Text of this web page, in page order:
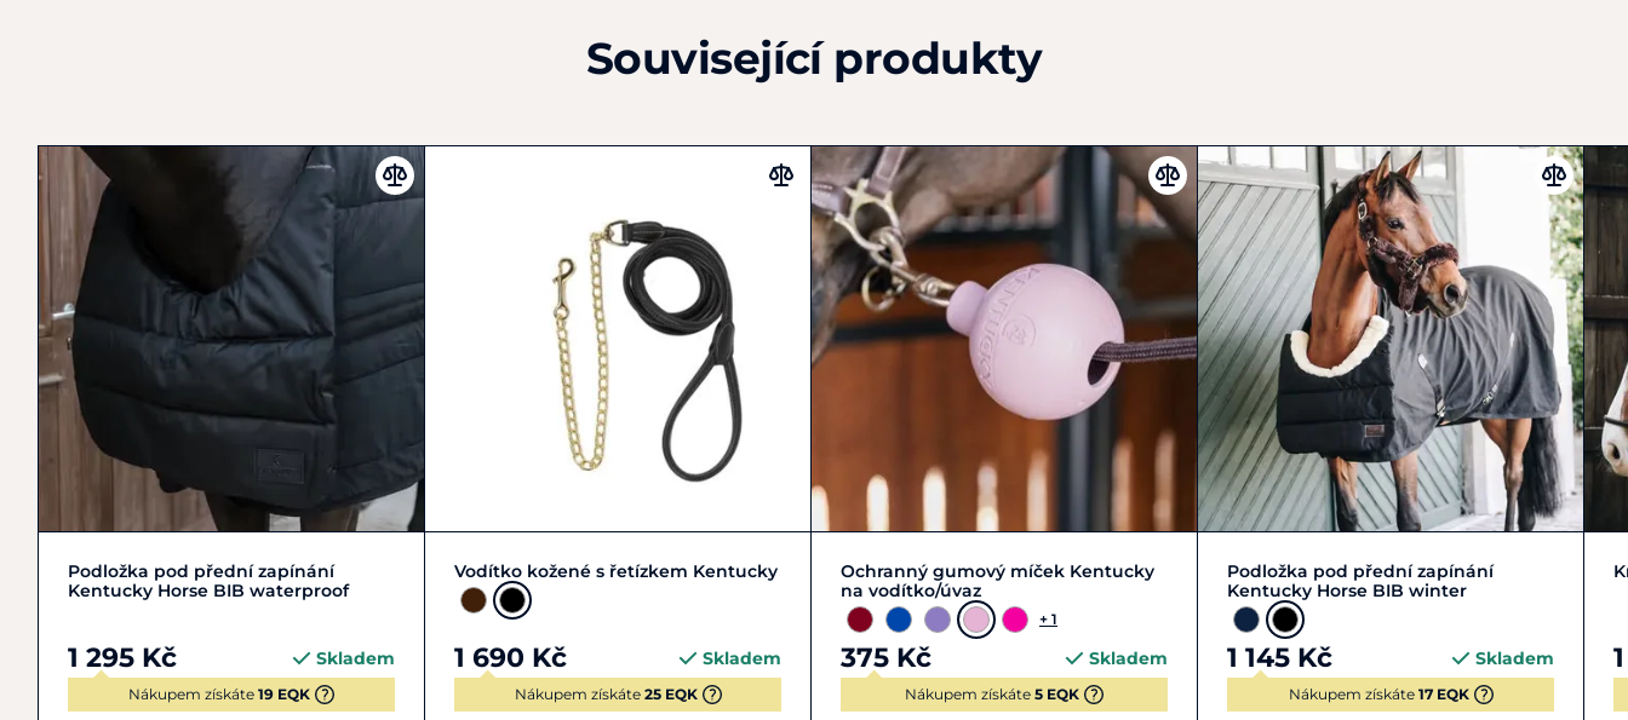
Související produkty
Zobrazit detail
Podložka pod přední zapínání
Kentucky Horse BIB waterproof
1 295 Kč Skladem
Nákupem získáte 19 EQK
Zobrazit detail
Vodítko kožené s řetízkem Kentucky
1 690 Kč Skladem
Nákupem získáte 25 EQK
Zobrazit detail
Ochranný gumový míček Kentucky
na vodítko/úvaz
+ 1
375 Kč Skladem
Nákupem získáte 5 EQK
Zobrazit detail
Podložka pod přední zapínání
Kentucky Horse BIB winter
1 145 Kč Skladem
Nákupem získáte 17 EQK